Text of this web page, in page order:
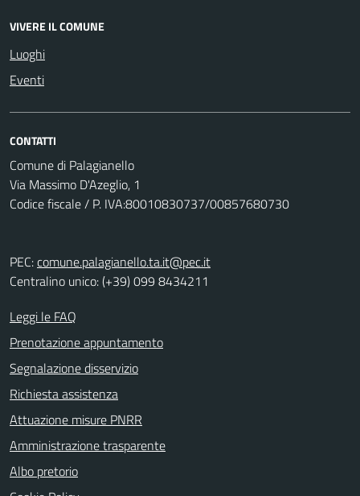
VIVERE IL COMUNE
Luoghi
Eventi
CONTATTI
Comune di Palagianello
Via Massimo D'Azeglio, 1
Codice fiscale / P. IVA:80010830737/00857680730
PEC:comune.palagianello.ta.it@pec.it
Centralino unico: (+39) 099 8434211
Leggi le FAQ
Prenotazione appuntamento
Segnalazione disservizio
Richiesta assistenza
Attuazione misure PNRR
Amministrazione trasparente
Albo pretorio